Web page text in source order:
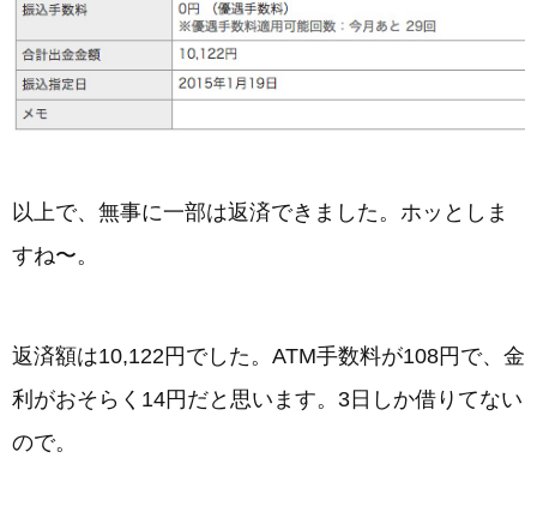
以上で、無事に一部は返済できました。ホッとしま
すね〜。
返済額は10,122円でした。ATM手数料が108円で、金
利がおそらく14円だと思います。3日しか借りてない
ので。